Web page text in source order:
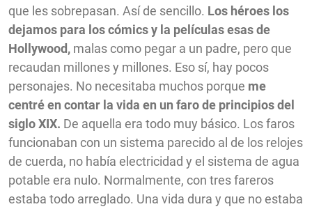
que les sobrepasan. Así de sencillo. Los héroes los
dejamos para los cómics y la películas esas de
Hollywood, malas como pegar a un padre, pero que
recaudan millones y millones. Eso sí, hay pocos
personajes. No necesitaba muchos porque me
centré en contar la vida en un faro de principios del
siglo XIX. De aquella era todo muy básico. Los faros
funcionaban con un sistema parecido al de los relojes
de cuerda, no había electricidad y el sistema de agua
potable era nulo. Normalmente, con tres fareros
estaba todo arreglado. Una vida dura y que no estaba